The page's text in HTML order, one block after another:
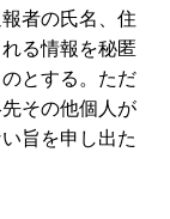
者の氏名、住
る情報を秘匿
とする。ただ
その他個人が
旨を申し出た